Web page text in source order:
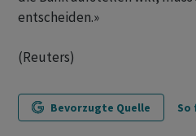
entscheiden.»
(Reuters)
Bevorzugte Quelle